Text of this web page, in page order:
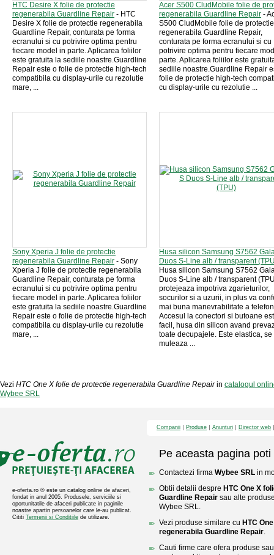
HTC Desire X folie de protectie
regenerabila Guardline Repair - HTC
Desire X folie de protectie regenerabila
Guardline Repair, conturata pe forma
ecranului si cu potrivire optima pentru
fiecare model in parte. Aplicarea foliilor
este gratuita la sediile noastre.Guardline
Repair este o folie de protectie high-tech
compatibila cu display-urile cu rezolutie
mare, ...
Acer S500 CludMobile folie de
regenerabila Guardline Repair -
S500 CludMobile folie de protectie
regenerabila Guardline Repair,
conturata pe forma ecranului si cu
potrivire optima pentru fiecare
parte. Aplicarea foliilor este
sediile noastre.Guardline Repair
folie de protectie high-tech
cu display-urile cu rezolutie ...
Sony Xperia J folie de protectie
regenerabila Guardline Repair - Sony
Xperia J folie de protectie regenerabila
Guardline Repair, conturata pe forma
ecranului si cu potrivire optima pentru
fiecare model in parte. Aplicarea foliilor
este gratuita la sediile noastre.Guardline
Repair este o folie de protectie high-tech
compatibila cu display-urile cu rezolutie
mare, ...
Husa silicon Samsung S7562
Duos S-Line alb / transparent
Husa silicon Samsung S7562
Duos S-Line alb / transparent
protejeaza impotriva zgarieturilor,
socurilor si a uzurii, in plus va
mai buna manevrabilitate a
Accesul la conectori si butoane
facil, husa din silicon avand
toate decupajele. Este elastica, se
muleaza ...
Vezi HTC One X folie de protectie regenerabila Guardline Repairin catalogul
Wybee SRL
e-oferta.ro ® este un catalog online de afaceri,
fondat in anul 2005. Produsele, serviciile si
oportunitatile de afaceri publicate in paginile
noastre apartin persoanelor care le-au publicat.
Cititi Termenii si Conditiile de utilizare.
Companii Produse Anunturi Director web
Pe aceasta pagina poti
Contactezi firma Wybee SRL in
Obtii detalii despre HTC One X
Guardline Repair sau alte
Wybee SRL.
Vezi produse similare cu HTC
regenerabila Guardline Repair.
Cauti firme care ofera produse